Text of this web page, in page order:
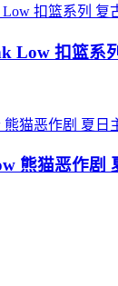
Low 扣篮系
熊猫恶作剧